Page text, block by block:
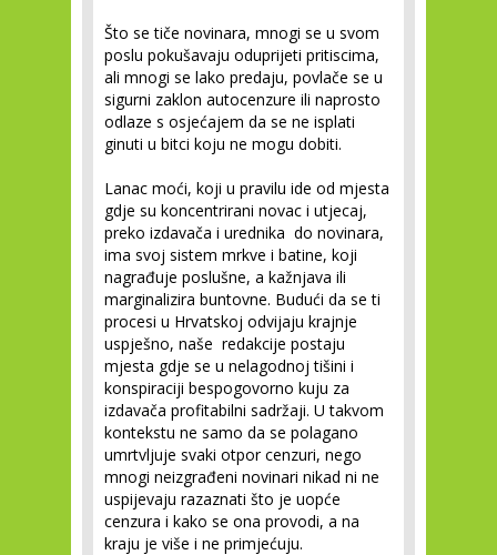
Što se tiče novinara, mnogi se u svom
poslu pokušavaju oduprijeti pritiscima,
ali mnogi se lako predaju, povlače se u
sigurni zaklon autocenzure ili naprosto
odlaze s osjećajem da se ne isplati
ginuti u bitci koju ne mogu dobiti.
Lanac moći, koji u pravilu ide od mjesta
gdje su koncentrirani novac i utjecaj,
preko izdavača i urednika do novinara,
ima svoj sistem mrkve i batine, koji
nagrađuje poslušne, a kažnjava ili
marginalizira buntovne. Budući da se ti
procesi u Hrvatskoj odvijaju krajnje
uspješno, naše redakcije postaju
mjesta gdje se u nelagodnoj tišini i
konspiraciji bespogovorno kuju za
izdavača profitabilni sadržaji. U takvom
kontekstu ne samo da se polagano
umrtvljuje svaki otpor cenzuri, nego
mnogi neizgrađeni novinari nikad ni ne
uspijevaju razaznati što je uopće
cenzura i kako se ona provodi, a na
kraju je više i ne primjećuju.